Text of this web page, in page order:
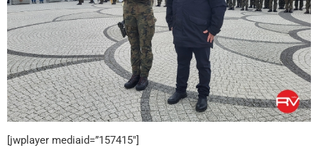
[jwplayer mediaid=”157415″]